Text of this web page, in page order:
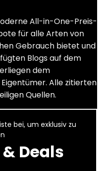
All-in-One-Preis-
für alle Arten von
Gebrauch bietet und
Blogs auf dem
dem
Alle zitierten
Quellen.
bei, um exklusiv zu
Deals